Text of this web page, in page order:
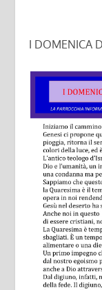
I DOMENICA